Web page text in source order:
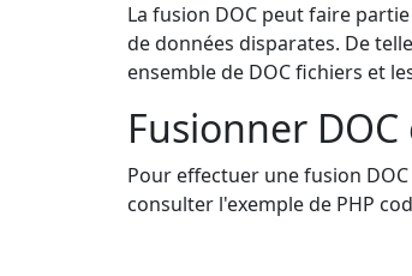
La fusion DOC peut faire
de données disparates. De
ensemble de DOC fichiers et
Fusionner DOC
Pour effectuer une fusion
consulter l'exemple de PHP